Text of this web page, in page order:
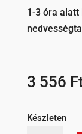
1-3 óra
3 556
Készleten